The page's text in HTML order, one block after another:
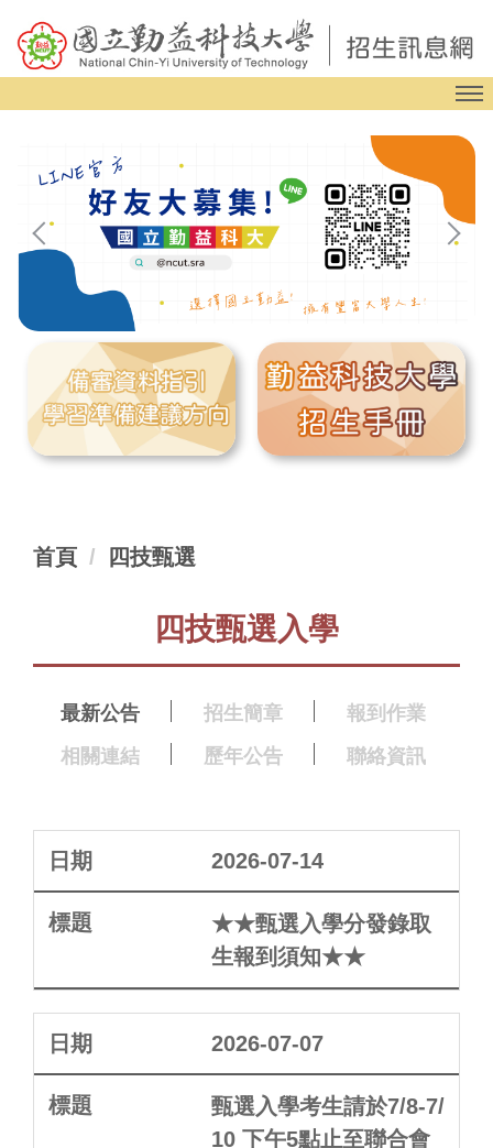
到
首頁 四技甄選
四技甄選入學
最新公告 招生簡章
報到作業
相關連結
歷年公告 聯絡資訊
2026-07-14
★★甄選入學分發錄取
生報到須知★★
2026-07-07
甄選入學考生請於7/8-7/
10 下午5點止至聯合會